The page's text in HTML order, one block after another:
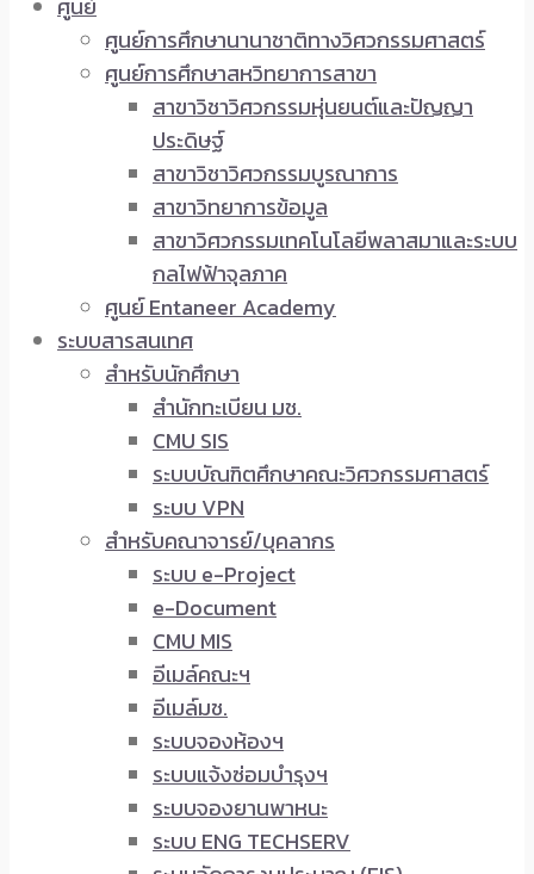
ศูนย์
ศูนย์การศึกษานานาชาติทางวิศวกรรมศาสตร์
ศูนย์การศึกษาสหวิทยาการสาขา
สาขาวิชาวิศวกรรมหุ่นยนต์และปัญญา
ประดิษฐ์
สาขาวิชาวิศวกรรมบูรณาการ
สาขาวิทยาการข้อมูล
สาขาวิศวกรรมเทคโนโลยีพลาสมาและระบบ
กลไฟฟ้าจุลภาค
ศูนย์ Entaneer Academy
ระบบสารสนเทศ
สำหรับนักศึกษา
สำนักทะเบียน มช.
CMU SIS
ระบบบัณฑิตศึกษาคณะวิศวกรรมศาสตร์
ระบบ VPN
สำหรับคณาจารย์/บุคลากร
ระบบ e-Project
e-Document
CMU MIS
อีเมล์คณะฯ
อีเมล์มช.
ระบบจองห้องฯ
ระบบแจ้งซ่อมบำรุงฯ
ระบบจองยานพาหนะ
ระบบ ENG TECHSERV